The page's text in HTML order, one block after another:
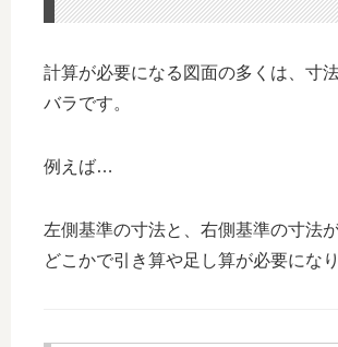
計算が必要になる図面の多くは、寸
バラです。
例えば…
左側基準の寸法と、右側基準の寸法
どこかで引き算や足し算が必要になり